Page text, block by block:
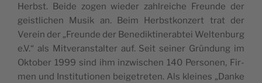
Herbst. Beide zogen wie­der zahl­re­ic­he Fre­un­de der
gei­s­tlic­hen Musik an. Beim Herb­st­kon­zert trat der
Vere­in der „Fre­un­de der Bene­dik­ti­ne­rab­tei Wel­ten­burg
e.V.“ als Mit­ve­ran­stal­ter auf. Seit sei­ner Grün­dung im
Okt­ober 1999 sind ihm inzwi­sc­hen 140 Per­so­nen, Fir­
men und Insti­tu­ti­o­nen bei­ge­tre­ten. Als kle­i­nes „Dan­ke